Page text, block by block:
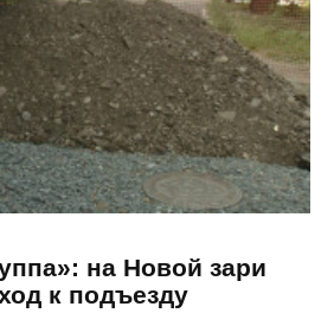
на Новой зари
к подъезду